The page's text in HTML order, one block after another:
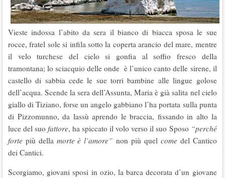
Vieste indossa l’abito da sera il bianco di biacca sposa le sue
rocce, fratel sole si infila sotto la coperta arancio del mare, mentre
il velo turchese del cielo si gonfia al soffio fresco della
tramontana; lo sciacquio delle onde è l’unico canto delle sirene, il
castello di sabbia cede le sue torri bambine alle lingue golose
dell’acqua. Scende la sera dell’Assunta, Maria è già salita nel cielo
giallo di Tiziano, forse un angelo gabbiano l’ha portata sulla punta
di Pizzomunno, da lassù aprendo le braccia, fissando in alto la
luce del suofattore, ha spiccato il volo verso il suo Sposo “perché
forte più della morte è l’amore” non più quel comedel Cantico
dei Cantici.
Scorgiamo, giovani sposi in ozio, la barca decorata d’un giovane